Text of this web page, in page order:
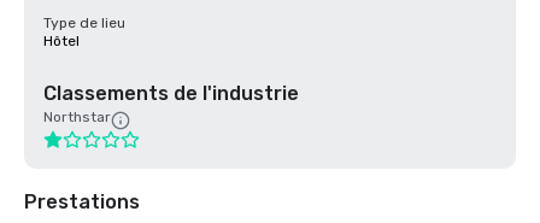
Type de lieu
Hôtel
Classements de l'industrie
Northstar
Prestations